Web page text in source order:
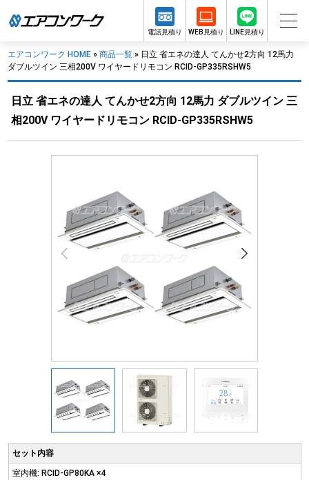
電話見積り WEB見積り LINE見積り
エアコンワーク HOME » 商品一覧 » 日立 省エネの達人 てんかせ2方向 12馬力
ダブルツイン 三相200V ワイヤードリモコン RCID-GP335RSHW5
日立 省エネの達人 てんかせ2方向 12馬力 ダブルツイン 三
相200V ワイヤードリモコン RCID-GP335RSHW5
セット内容
室内機: RCID-GP80KA ×4